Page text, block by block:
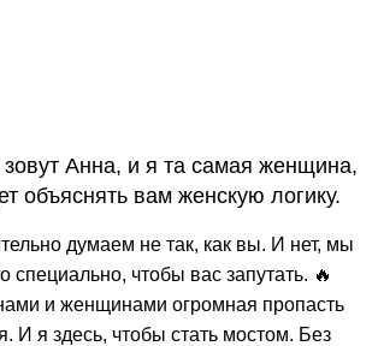
Анна, и я та самая женщина,
объяснять вам женскую логику.
думаем не так, как вы. И нет, мы
специально, чтобы вас запутать. 🔥
и женщинами огромная пропасть
И я здесь, чтобы стать мостом. Без